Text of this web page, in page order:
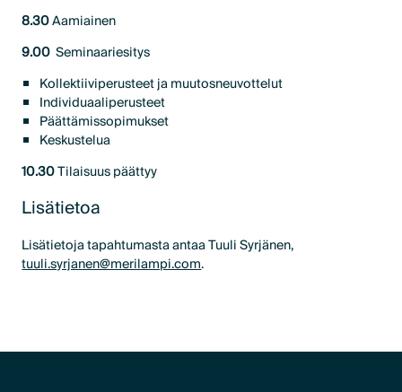
8.30Aamiainen
9.00 Seminaariesitys
Kollektiiviperusteet ja muutosneuvottelut
Individuaaliperusteet
Päättämissopimukset
Keskustelua
10.30Tilaisuus päättyy
Lisätietoa
Lisätietoja tapahtumasta antaa Tuuli Syrjänen,
tuuli.syrjanen@merilampi.com.